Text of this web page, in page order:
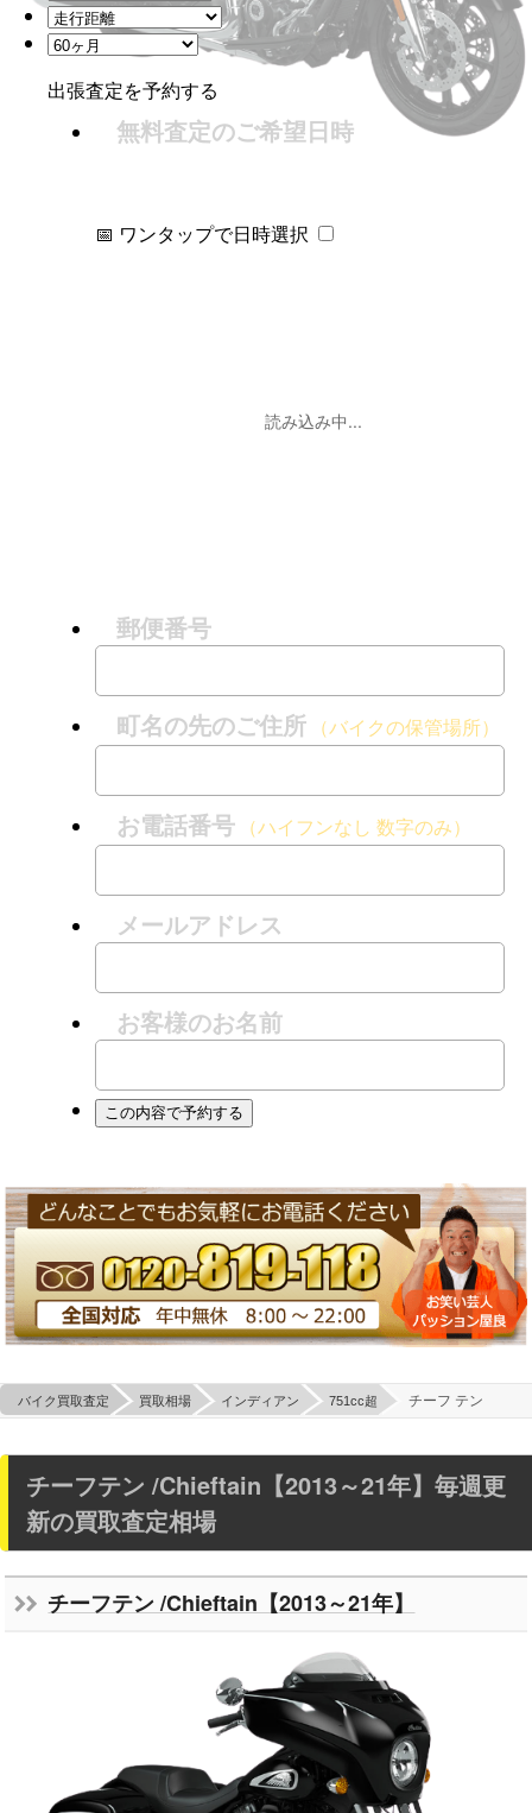
出張査定を予約する
無料査定のご希望日時
📅 ワンタップで日時選択
読み込み中...
郵便番号
町名の先のご住所 （バイクの保管場所）
お電話番号 （ハイフンなし 数字のみ）
メールアドレス
お客様のお名前
バイク買取査定 買取相場 インディアン 751cc超 チーフ テン
チーフテン /Chieftain【2013～21年】毎週更
新の買取査定相場
チーフテン /Chieftain【2013～21年】